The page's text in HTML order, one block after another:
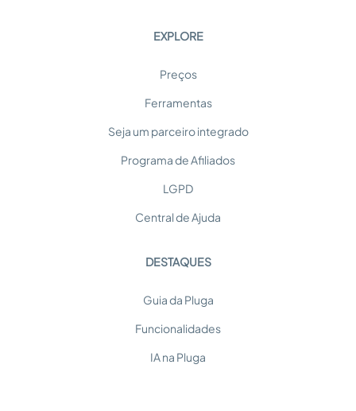
EXPLORE
Preços
Ferramentas
Seja um parceiro integrado
Programa de Afiliados
LGPD
Central de Ajuda
DESTAQUES
Guia da Pluga
Funcionalidades
IA na Pluga